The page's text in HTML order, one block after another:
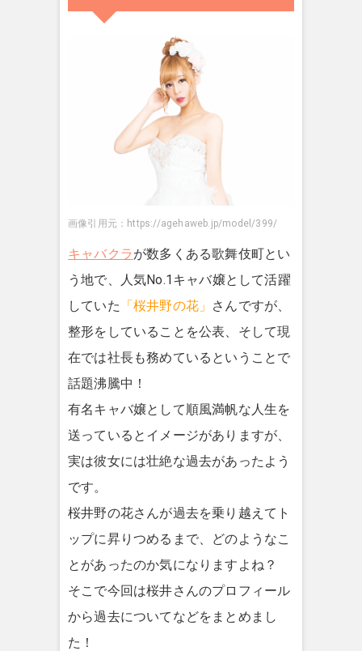
画像引用元：https://agehaweb.jp/model/399/
キャバクラが数多くある歌舞伎町とい
う地で、人気No.1キャバ嬢として活躍
していた 「桜井野の花」 さんですが、
整形をしていることを公表、そして現
在では社長も務めているということで
話題沸騰中！
有名キャバ嬢として順風満帆な人生を
送っているとイメージがありますが、
実は彼女には壮絶な過去があったよう
です。
桜井野の花さんが過去を乗り越えてト
ップに昇りつめるまで、どのようなこ
とがあったのか気になりますよね？
そこで今回は桜井さんのプロフィール
から過去についてなどをまとめまし
た！